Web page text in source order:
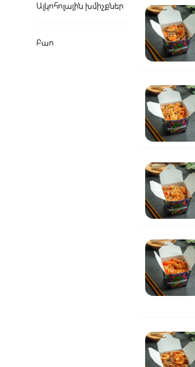
Ալկոհոլային խմիչքներ
Բաո